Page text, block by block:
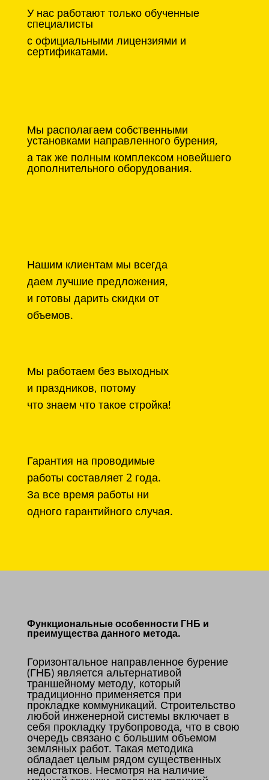
У нас работают только обученные
специалисты
с официальными лицензиями и
сертификатами.
Мы располагаем собственными
установками направленного бурения,
а так же полным комплексом новейшего
дополнительного оборудования.
Нашим клиентам мы всегда
даем лучшие предложения,
и готовы дарить скидки от
объемов.
Мы работаем без выходных
и праздников, потому
что знаем что такое стройка!
Гарантия на проводимые
работы составляет 2 года.
За все время работы ни
одного гарантийного случая.
Функциональные особенности ГНБ и
преимущества данного метода.
Горизонтальное направленное бурение
(ГНБ) является альтернативой
траншейному методу, который
традиционно применяется при
прокладке коммуникаций. Строительство
любой инженерной системы включает в
себя прокладку трубопровода, что в свою
очередь связано с большим объемом
земляных работ. Такая методика
обладает целым рядом существенных
недостатков. Несмотря на наличие